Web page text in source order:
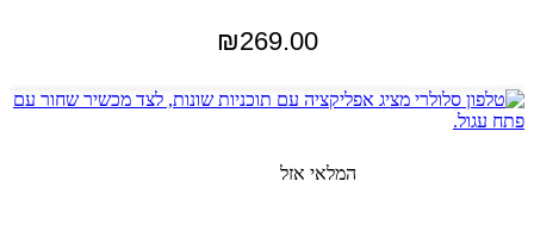
₪269.00
המלאי אזל